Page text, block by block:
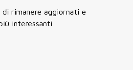
rimanere aggiornati e
interessanti